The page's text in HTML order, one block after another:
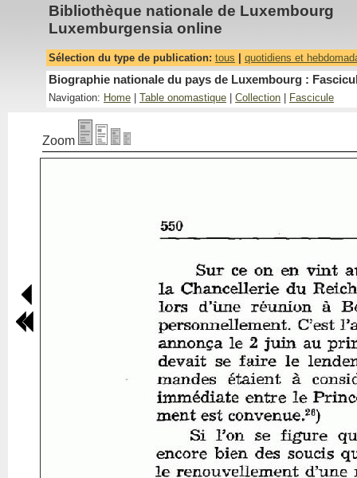
Bibliothèque nationale de Luxembourg
Luxemburgensia online
Sélection du type de publication: tous quotidiens et
Biographie nationale du pays de Luxembourg :
Navigation: Home Table onomastique Collection Fascicule
Zoom